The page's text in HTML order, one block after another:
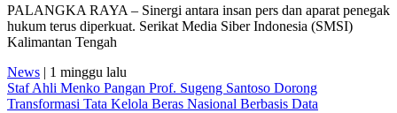
PALANGKA RAYA – Sinergi antara insan pers dan aparat penegak
hukum terus diperkuat. Serikat Media Siber Indonesia (SMSI)
Kalimantan Tengah
News | 1 minggu lalu
Staf Ahli Menko Pangan Prof. Sugeng Santoso Dorong
Transformasi Tata Kelola Beras Nasional Berbasis Data